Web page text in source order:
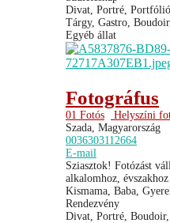
Divat, Portré,
Tárgy, Gastro,
Egyéb állat
Fotográfus
01 Fotós Helyszíni
Szada, Magyarország
0036303112664
E-mail
Sziasztok! Fotózást
alkalomhoz,
Kismama, Baba,
Rendezvény
Divat, Portré,